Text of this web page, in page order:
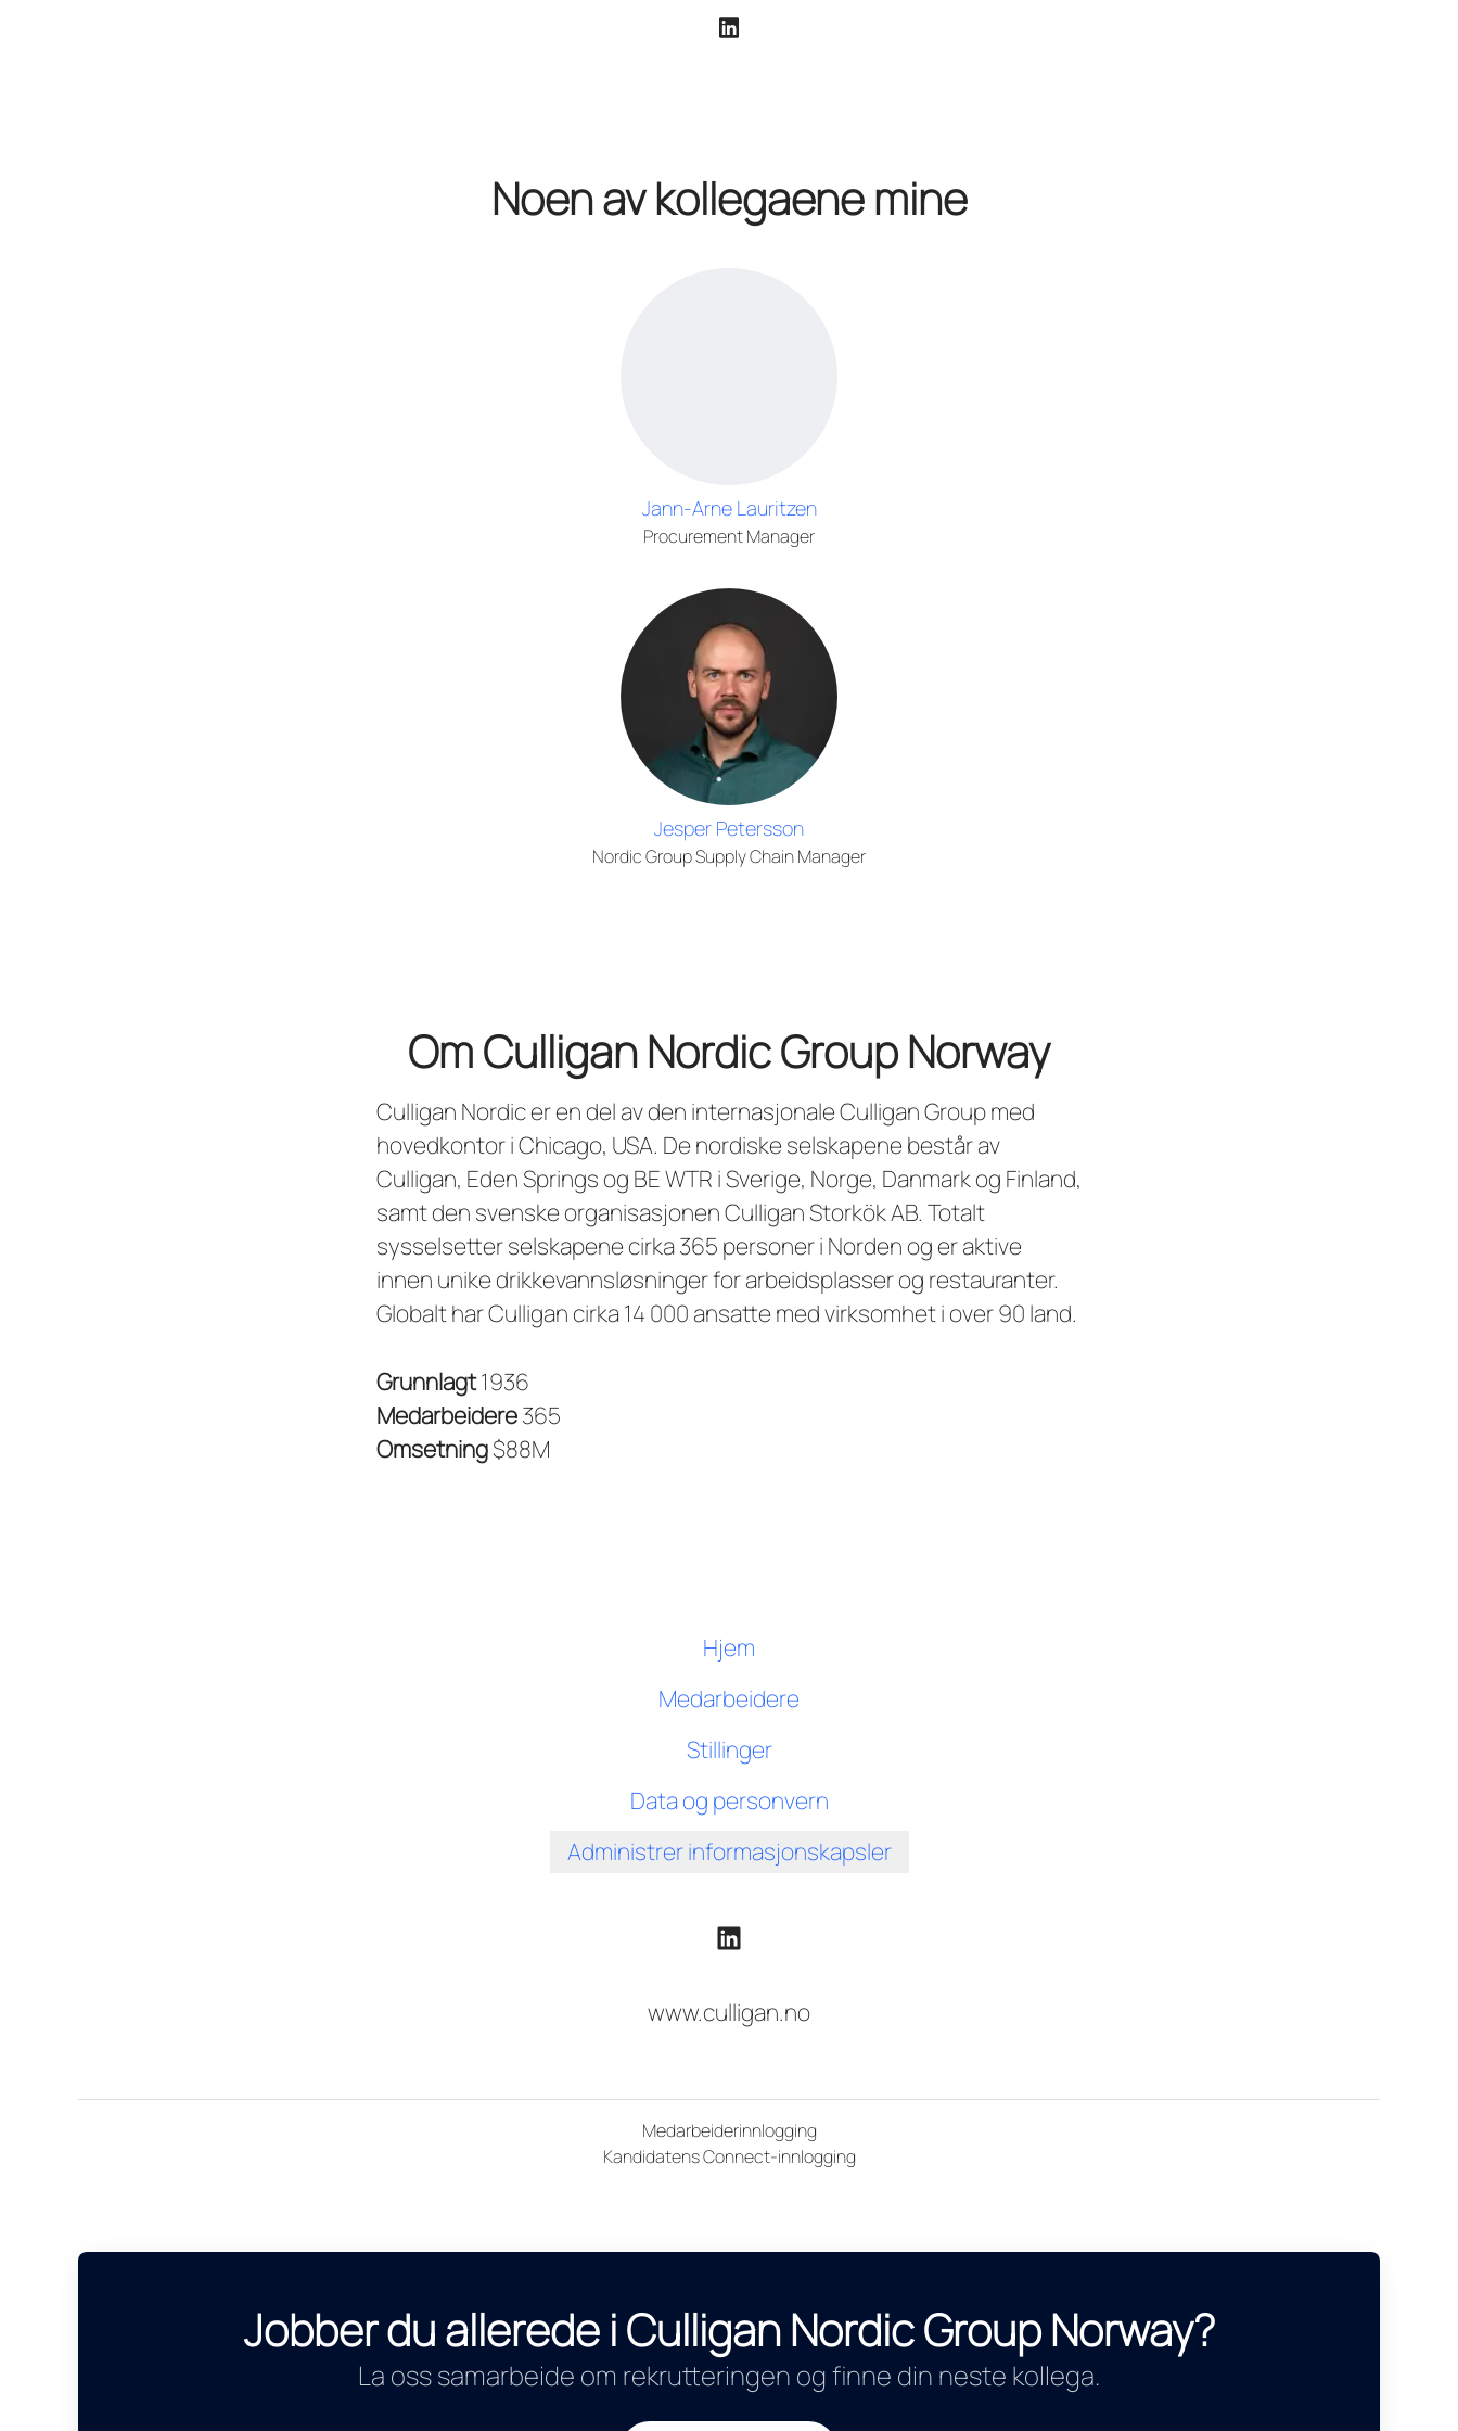
Noen av kollegaene mine
Jann-Arne Lauritzen
Procurement Manager
Jesper Petersson
Nordic Group Supply Chain Manager
Om Culligan Nordic Group Norway
Culligan Nordic er en del av den internasjonale Culligan Group med
hovedkontor i Chicago, USA. De nordiske selskapene består av
Culligan, Eden Springs og BE WTR i Sverige, Norge, Danmark og Finland,
samt den svenske organisasjonen Culligan Storkök AB. Totalt
sysselsetter selskapene cirka 365 personer i Norden og er aktive
innen unike drikkevannsløsninger for arbeidsplasser og restauranter.
Globalt har Culligan cirka 14 000 ansatte med virksomhet i over 90 land.
Grunnlagt1936
Medarbeidere365
Omsetning$88M
Hjem
Medarbeidere
Stillinger
Data og personvern
Administrer informasjonskapsler
www.culligan.no
Medarbeiderinnlogging
Kandidatens Connect-innlogging
Jobber du allerede i Culligan Nordic Group Norway?
La oss samarbeide om rekrutteringen og finne din neste kollega.